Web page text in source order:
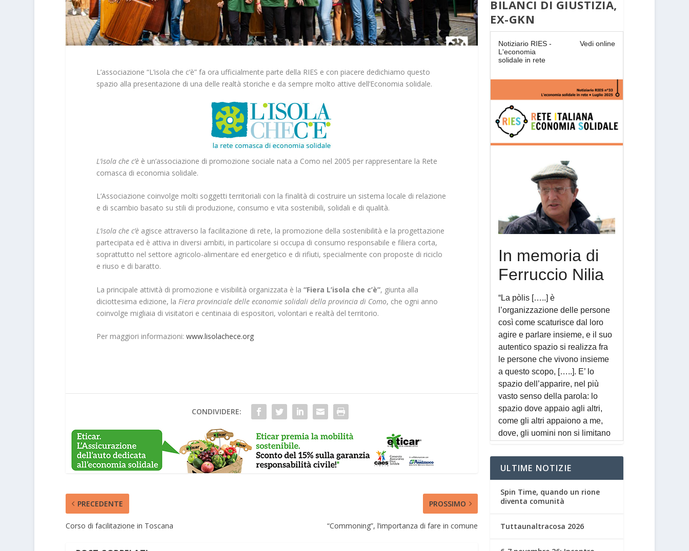
L’associazione “L’isola che c’è” fa ora ufficialmente parte della RIES e con piacere dedichiamo questo
spazio alla presentazione di una delle realtà storiche e da sempre molto attive dell’Economia solidale.
L’isola che c’è è un’associazione di promozione sociale nata a Como nel 2005 per rappresentare la Rete
comasca di economia solidale.
L’Associazione coinvolge molti soggetti territoriali con la finalità di costruire un sistema locale di relazione
e di scambio basato su stili di produzione, consumo e vita sostenibili, solidali e di qualità.
L’isola che c’èagisce attraverso la facilitazione di rete, la promozione della sostenibilità e la progettazione
partecipata ed è attiva in diversi ambiti, in particolare si occupa di consumo responsabile e filiera corta,
soprattutto nel settore agricolo-alimentare ed energetico e di rifiuti, specialmente con proposte di riciclo
e riuso e di baratto.
La principale attività di promozione e visibilità organizzata è la “Fiera L’isola che c’è”, giunta alla
diciottesima edizione, la Fiera provinciale delle economie solidali della provincia di Como, che ogni anno
coinvolge migliaia di visitatori e centinaia di espositori, volontari e realtà del territorio.
Per maggiori informazioni: www.lisolachece.org
CONDIVIDERE:
PRECEDENTE
Corso di facilitazione in Toscana
PROSSIMO
“Commoning”, l’importanza di fare in comune
BILANCI DI GIUSTIZIA,
EX-GKN
ULTIME NOTIZIE
Spin Time, quando un rione
diventa comunità
Tuttaunaltracosa 2026